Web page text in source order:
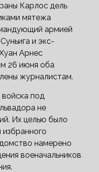
Карлос дель
мятежа
армией
и экс-
Арнес
26 июня оба
журналистам.
под
не
Их целью было
намерено
военачальников